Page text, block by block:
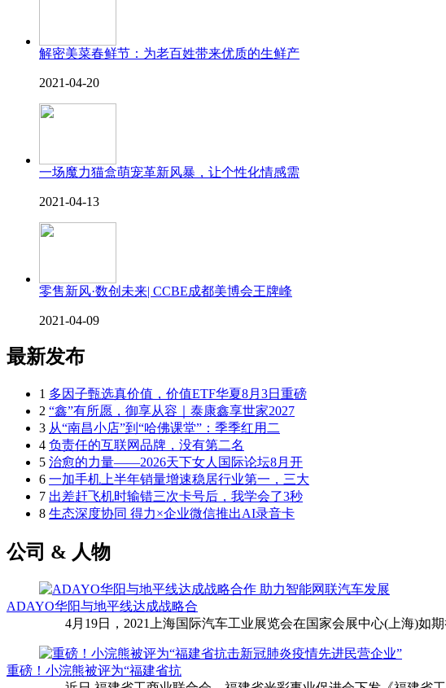
解密美菜春鲜节：为老百姓带来优质的生鲜产
2021-04-20
一场魔力猫盒萌宠革新风暴，让个性化情感需
2021-04-13
零售新风·数创未来| CCBE成都美博会王牌峰
2021-04-09
最新发布
1 多因子甄选真价值，价值ETF华夏8月3日重磅
2 “鑫”有所愿，御享从容｜泰康鑫享世家2027
3 从“南昌小店”到“哈佛课堂”：季季红用二
4 负责任的互联网品牌，没有第二名
5 治愈的力量——2026天下女人国际论坛8月开
6 一加手机上半年销量增速稳居行业第一，三大
7 出差赶飞机时输错三次卡号后，我学会了3秒
8 生态深度协同 得力×企业微信推出AI录音卡
公司 & 人物
ADAYO华阳与地平线达成战略合
4月19日，2021上海国际汽车工业展览会在国家会展中心(上海)如
重磅！小浣熊被评为“福建省抗